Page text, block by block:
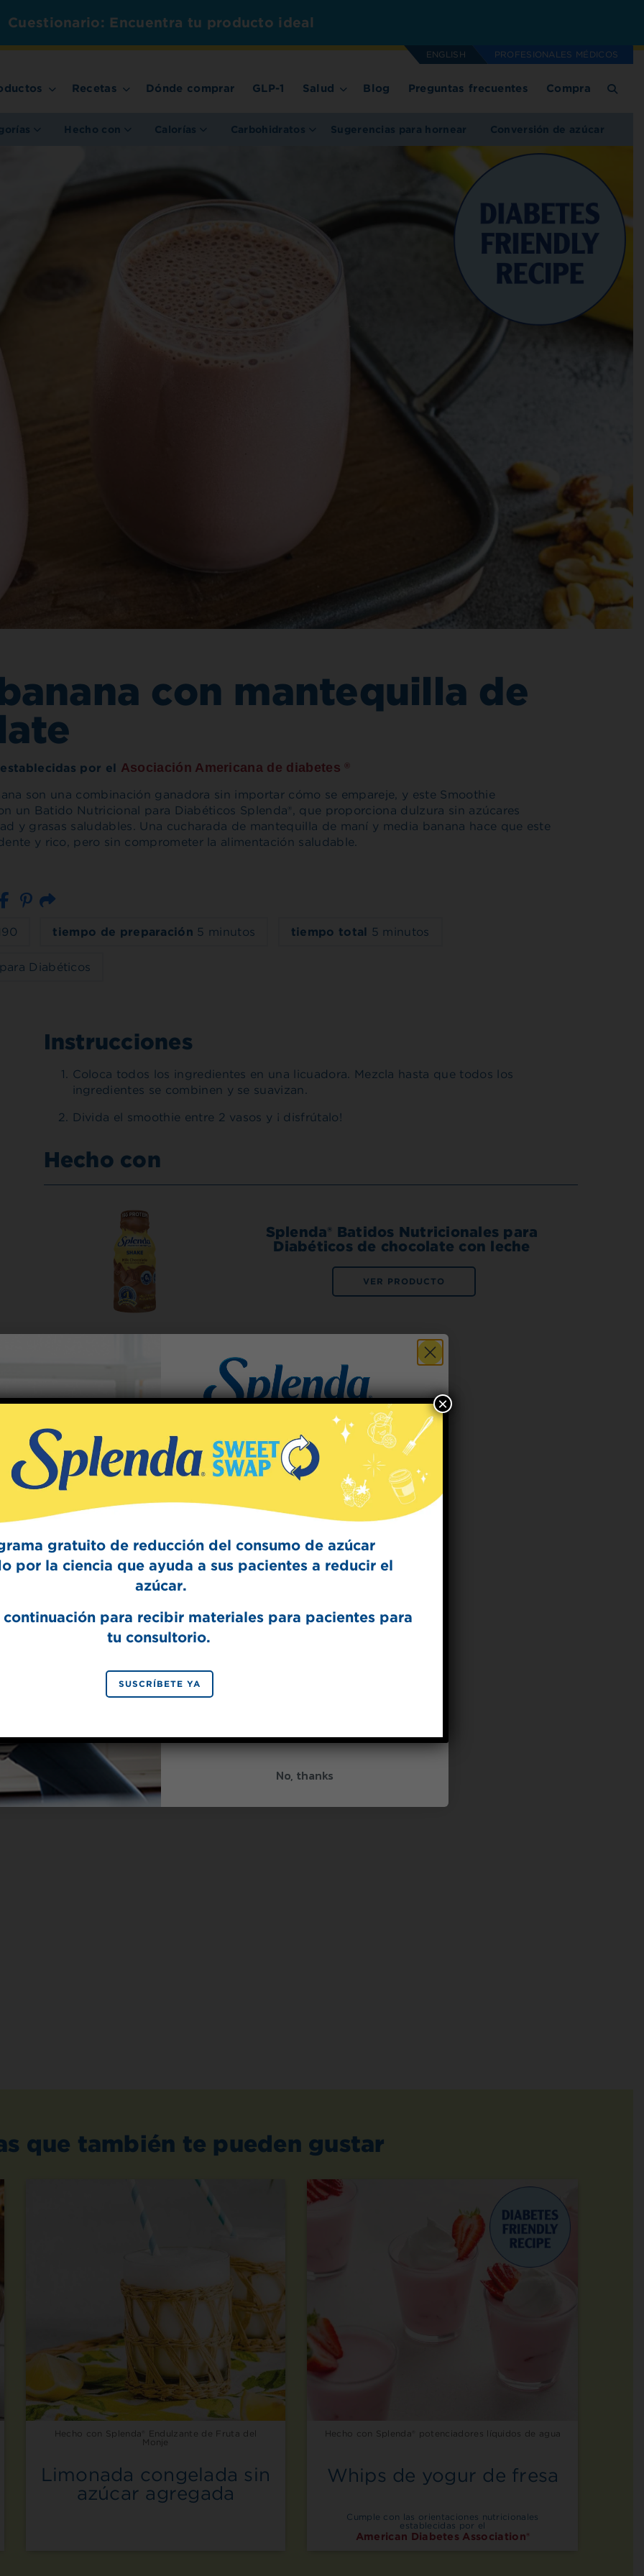
Cuestionario: Encuentra tu producto ideal
ENGLISH PROFESIONALES MÉDICOS
Recetas Dónde comprar GLP-1 Salud Blog Preguntas frecuentes Compra
Hecho con Calorías Carbohidratos Sugerencias para hornear Conversión de azúcar
con mantequilla de
por el Asociación Americana de diabetes ®
son una combinación ganadora sin importar cómo se empareje, y este Smoothie
un Batido Nutricional para Diabéticos Splenda®, que proporciona dulzura sin azúcares
y grasas saludables. Una cucharada de mantequilla de maní y media banana hace que este
y rico, pero sin comprometer la alimentación saludable.
Correo electrónico
tiempo de preparación 5 minutos tiempo total 5 minutos
Diabéticos
Instrucciones
Coloca todos los ingredientes en una licuadora. Mezcla hasta que todos los
ingredientes se combinen y se suavizan.
Divida el smoothie entre 2 vasos y ¡ disfrútalo!
Hecho con
Splenda® Batidos Nutricionales para
Diabéticos de chocolate con leche
VER PRODUCTO
que también te pueden gustar
Hecho con Splenda® Endulzante de Fruta del
Monje
Limonada congelada sin
azúcar agregada
Hecho con Splenda® potenciadores líquidos de agua
Whips de yogur de fresa
Cumple con las orientaciones nutricionales
establecidas por el
American Diabetes Association®
gratuito de reducción del consumo de azúcar
por la ciencia que ayuda a sus pacientes a reducir el
azúcar.
continuación para recibir materiales para pacientes para
tu consultorio.
SUSCRÍBETE YA
×
Sign Up for
The Sweet Dish
Splenda test kitchen.
No, thanks